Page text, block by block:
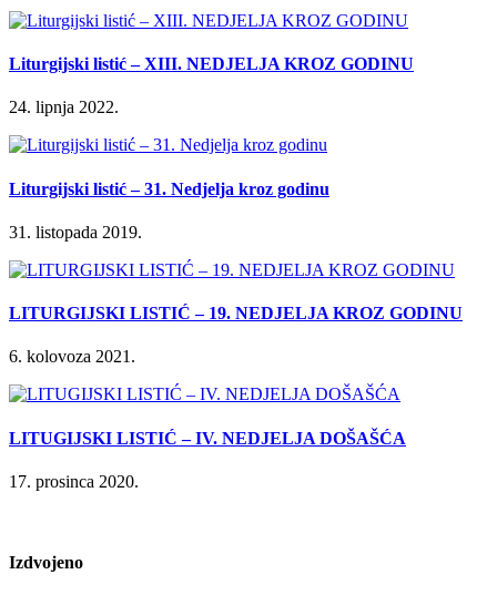
Liturgijski listić – XIII. NEDJELJA KROZ GODINU
24. lipnja 2022.
Liturgijski listić – 31. Nedjelja kroz godinu
31. listopada 2019.
LITURGIJSKI LISTIĆ – 19. NEDJELJA KROZ GODINU
6. kolovoza 2021.
LITUGIJSKI LISTIĆ – IV. NEDJELJA DOŠAŠĆA
17. prosinca 2020.
Izdvojeno